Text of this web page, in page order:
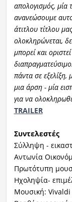
απολογισμός, μία
ανανεώσουμε
άτιτλου τίτλου
ολοκληρώνεται,
μπορεί και
πάντα σε εξελίξη,
μια άρση - μία
για να
TRAILER
Συντελεστές
Σύλληψη -
Αντωνία
Πρωτότυπη
Ηχοληψία-
Μουσική: Vivaldi